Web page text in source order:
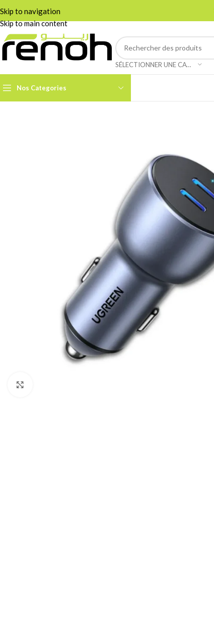
Skip to navigation
Skip to main content
SÉLECTIONNER UNE CATÉGORIE
Nos Categories
Adaptateurs &
Convertisseurs
Câbles Audio
Câbles Data & Réseau
Câbles Video